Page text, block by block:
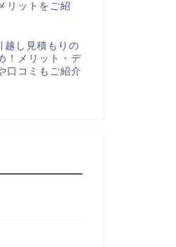
リットをご紹
越し見積もりの
！メリット・デ
口コミもご紹介